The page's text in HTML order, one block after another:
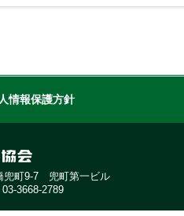
情報保護方針
兜町9-7 兜町第一ビル
3668-2789